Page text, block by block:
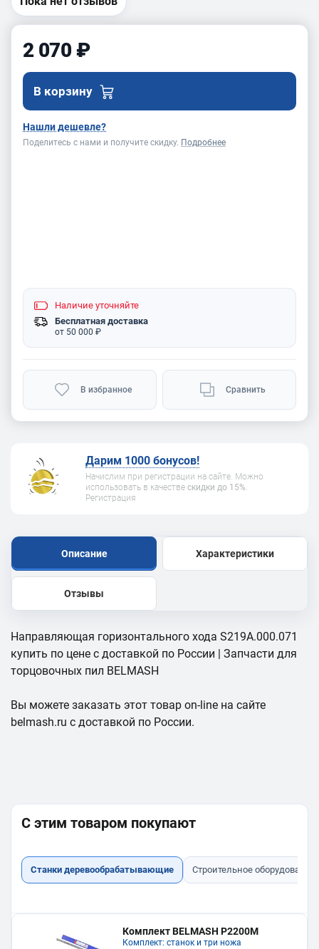
2 070 ₽
В корзину
Нашли дешевле?
Поделитесь с нами и получите скидку. Подробнее
Наличие уточняйте
Бесплатная доставка
от 50 000 ₽
В избранное Сравнить
Дарим 1000 бонусов!
Начислим при регистрации на сайте. Можно
использовать в качестве скидки до 15%.
Регистрация
Описание Характеристики
Отзывы
Направляющая горизонтального хода S219A.000.071
купить по цене с доставкой по России | Запчасти для
торцовочных пил BELMASH
Вы можете заказать этот товар on-line на сайте
belmash.ru с доставкой по России.
С этим товаром покупают
Станки деревообрабатывающие Строительное оборудование
Комплект BELMASH P2200M
Комплект: станок и три ножа